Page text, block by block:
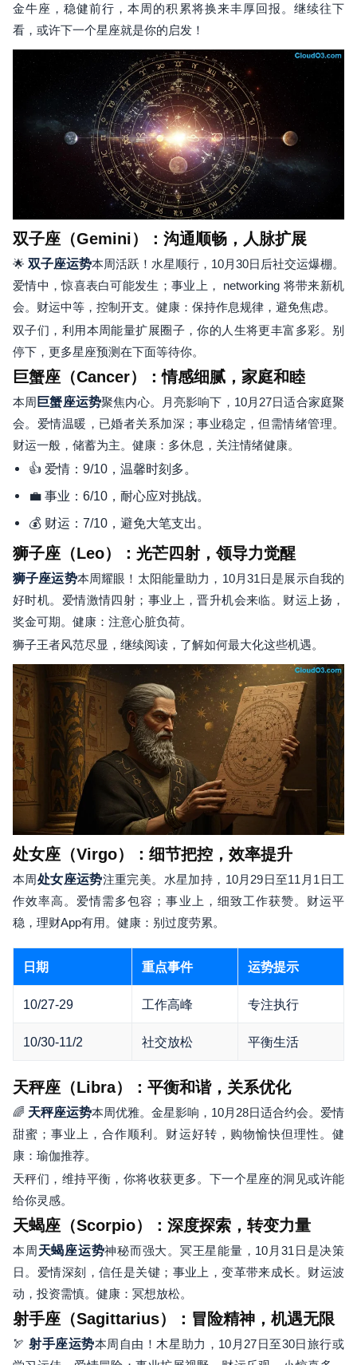
金牛座，稳健前行，本周的积累将换来丰厚回报。继续往下
看，或许下一个星座就是你的启发！
双子座（Gemini）：沟通顺畅，人脉扩展
🌟 双子座运势本周活跃！水星顺行，10月30日后社交运爆棚。
爱情中，惊喜表白可能发生；事业上， networking 将带来新机
会。财运中等，控制开支。健康：保持作息规律，避免焦虑。
双子们，利用本周能量扩展圈子，你的人生将更丰富多彩。别
停下，更多星座预测在下面等待你。
巨蟹座（Cancer）：情感细腻，家庭和睦
本周 巨蟹座运势聚焦内心。月亮影响下，10月27日适合家庭聚
会。爱情温暖，已婚者关系加深；事业稳定，但需情绪管理。
财运一般，储蓄为主。健康：多休息，关注情绪健康。
👍 爱情：9/10，温馨时刻多。
💼 事业：6/10，耐心应对挑战。
💰 财运：7/10，避免大笔支出。
狮子座（Leo）：光芒四射，领导力觉醒
狮子座运势本周耀眼！太阳能量助力，10月31日是展示自我的
好时机。爱情激情四射；事业上，晋升机会来临。财运上扬，
奖金可期。健康：注意心脏负荷。
狮子王者风范尽显，继续阅读，了解如何最大化这些机遇。
处女座（Virgo）：细节把控，效率提升
本周处女座运势注重完美。水星加持，10月29日至11月1日工
作效率高。爱情需多包容；事业上，细致工作获赞。财运平
稳，理财App有用。健康：别过度劳累。
日期 重点事件 运势提示
10/27-29 工作高峰 专注执行
10/30-11/2 社交放松 平衡生活
天秤座（Libra）：平衡和谐，关系优化
🌈 天秤座运势本周优雅。金星影响，10月28日适合约会。爱情
甜蜜；事业上，合作顺利。财运好转，购物愉快但理性。健
康：瑜伽推荐。
天秤们，维持平衡，你将收获更多。下一个星座的洞见或许能
给你灵感。
天蝎座（Scorpio）：深度探索，转变力量
本周天蝎座运势神秘而强大。冥王星能量，10月31日是决策
日。爱情深刻，信任是关键；事业上，变革带来成长。财运波
动，投资需慎。健康：冥想放松。
射手座（Sagittarius）：冒险精神，机遇无限
🏹射手座运势本周自由！木星助力，10月27日至30日旅行或